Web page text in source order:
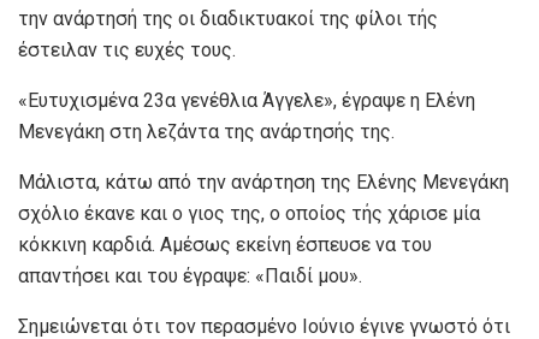
την ανάρτησή της οι διαδικτυακοί της φίλοι τής
έστειλαν τις ευχές τους.
«Ευτυχισμένα 23α γενέθλια Άγγελε», έγραψε η Ελένη
Μενεγάκη στη λεζάντα της ανάρτησής της.
Mάλιστα, κάτω από την ανάρτηση της Ελένης Μενεγάκη
σχόλιο έκανε και ο γιος της, ο οποίος τής χάρισε μία
κόκκινη καρδιά. Αμέσως εκείνη έσπευσε να του
απαντήσει και του έγραψε: «Παιδί μου».
Σημειώνεται ότι τον περασμένο Ιούνιο έγινε γνωστό ότι